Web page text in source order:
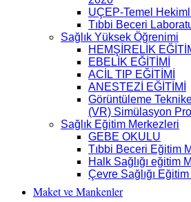
UÇEP-Temel
Tıbbi Beceri
Sağlık Yüksek Öğrenimi
HEMŞİRELİK
EBELİK EĞİTİMİ
ACİL TIP EĞİTİMİ
ANESTEZİ EĞİTİMİ
Görüntüleme
(VR) Simülasyon
Sağlık Eğitim Merkezleri
GEBE OKULU
Tıbbi Beceri Eğitim
Halk Sağlığı eğitim
Çevre Sağlığı
Maket ve Mankenler